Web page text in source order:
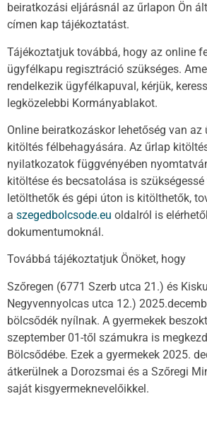
beiratkozási eljárásnál az űrlapon Ön
címen kap tájékoztatást.
Tájékoztatjuk továbbá, hogy az online
ügyfélkapu regisztráció szükséges.
rendelkezik ügyfélkapuval, kérjük,
legközelebbi Kormányablakot.
Online beiratkozáskor lehetőség van az
kitöltés félbehagyására. Az űrlap
nyilatkozatok függvényében
kitöltése és becsatolása is
letölthetők és gépi úton is kitölthetők,
a szegedbolcsode.eu oldalról is
dokumentumoknál.
Továbbá tájékoztatjuk Önöket, hogy
Szőregen (6771 Szerb utca 21.) és
Negyvennyolcas utca 12.)
bölcsődék nyílnak. A gyermekek
szeptember 01-től számukra is
Bölcsődébe. Ezek a gyermekek 2025.
átkerülnek a Dorozsmai és a Szőregi
saját kisgyermeknevelőikkel.